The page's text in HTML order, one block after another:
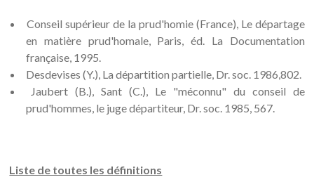
Conseil supérieur de la prud'homie (France), Le départage
en matière prud'homale, Paris, éd. La Documentation
française, 1995.
Desdevises (Y.), La départition partielle, Dr. soc. 1986,802.
Jaubert (B.), Sant (C.), Le "méconnu" du conseil de
prud'hommes, le juge départiteur, Dr. soc. 1985, 567.
Liste de toutes les définitions